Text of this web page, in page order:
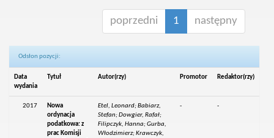
poprzedni 1 następny
Odsłon pozycji:
Data
wydania
Tytuł Autor(rzy) Promotor Redaktor(rzy)
2017
Nowa
ordynacja
podatkowa: z
prac Komisji
Etel, Leonard; Babiarz,
Stefan; Dowgier, Rafał;
Filipczyk, Hanna; Gurba,
Włodzimierz; Krawczyk,
- -